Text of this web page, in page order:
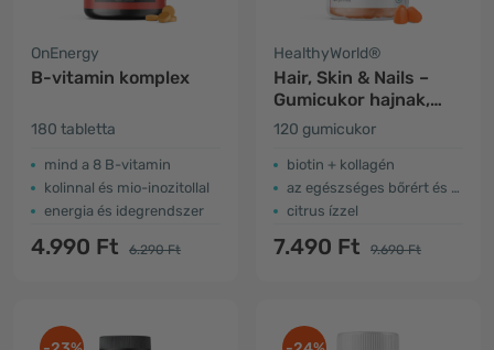
OnEnergy
B-vitamin komplex
180 tabletta
mind a 8 B-vitamin
kolinnal és mio-inozitollal
energia és idegrendszer
4.990 Ft 6.290 Ft
HealthyWorld®
Hair, Skin & Nails –
Gumicukor hajnak,
bőrnek és körmöknek
120 gumicukor
biotin + kollagén
az egészséges bőrért és hajért
citrus ízzel
7.490 Ft 9.690 Ft